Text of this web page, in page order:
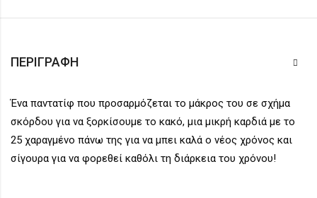
ΠΕΡΙΓΡΑΦΉ
Ένα παντατίφ που προσαρμόζεται το μάκρος του σε σχήμα
σκόρδου για να ξορκίσουμε το κακό, μια μικρή καρδιά με το
25 χαραγμένο πάνω της για να μπει καλά ο νέος χρόνος και
σίγουρα για να φορεθεί καθόλι τη διάρκεια του χρόνου!